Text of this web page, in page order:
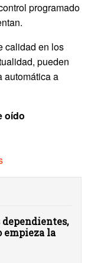
programado
calidad en los
pueden
automática a
oído
dependientes,
empieza la